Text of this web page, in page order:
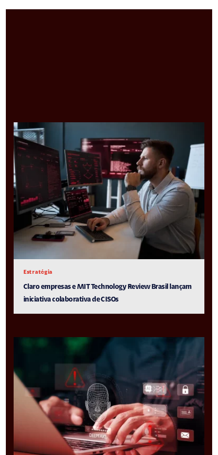
Estratégia
Claro empresas e MIT Technology Review Brasil lançam
iniciativa colaborativa de CISOs